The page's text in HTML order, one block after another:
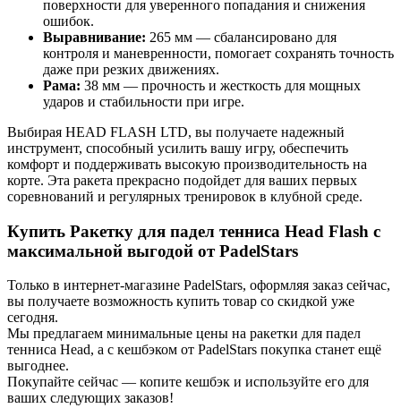
поверхности для уверенного попадания и снижения
ошибок.
Выравнивание: 265 мм — сбалансировано для
контроля и маневренности, помогает сохранять точность
даже при резких движениях.
Рама: 38 мм — прочность и жесткость для мощных
ударов и стабильности при игре.
Выбирая HEAD FLASH LTD, вы получаете надежный
инструмент, способный усилить вашу игру, обеспечить
комфорт и поддерживать высокую производительность на
корте. Эта ракета прекрасно подойдет для ваших первых
соревнований и регулярных тренировок в клубной среде.
Купить Ракетку для падел тенниса Head Flash с
максимальной выгодой от PadelStars
Только в интернет-магазине PadelStars, оформляя заказ сейчас,
вы получаете возможность купить товар со скидкой уже
сегодня.
Мы предлагаем минимальные цены на ракетки для падел
тенниса Head, а с кешбэком от PadelStars покупка станет ещё
выгоднее.
Покупайте сейчас — копите кешбэк и используйте его для
ваших следующих заказов!